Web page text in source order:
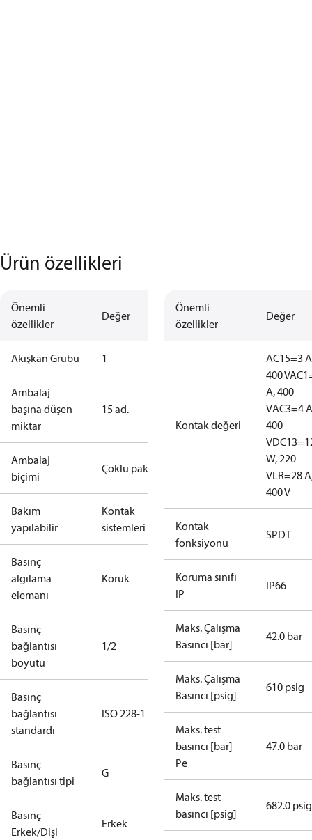
Ürün özellikleri
Önemli
özellikler
Değer
Akışkan Grubu 1
Ambalaj
başına düşen
miktar
15 ad.
Ambalaj
biçimi
Çoklu paket
Bakım
yapılabilir
Kontak
sistemleri
Basınç
algılama
elemanı
Körük
Basınç
bağlantısı
boyutu
1/2
Basınç
bağlantısı
standardı
ISO 228-1
Basınç
bağlantısı tipi
G
Basınç
Erkek/Dişi
Erkek
Önemli
özellikler
Değer
Kontak değeri
AC15=3
400 V
A, 400
VAC3=4
400
V
W, 220
VLR=28
400 V
Kontak
fonksiyonu
SPDT
Koruma sınıfı
IP
IP66
Maks. Çalışma
Basıncı [bar]
42.0 bar
Maks. Çalışma
Basıncı [psig]
610 psig
Maks. test
basıncı [bar]
Pe
47.0 bar
Maks. test
basıncı [psig]
682.0 psig